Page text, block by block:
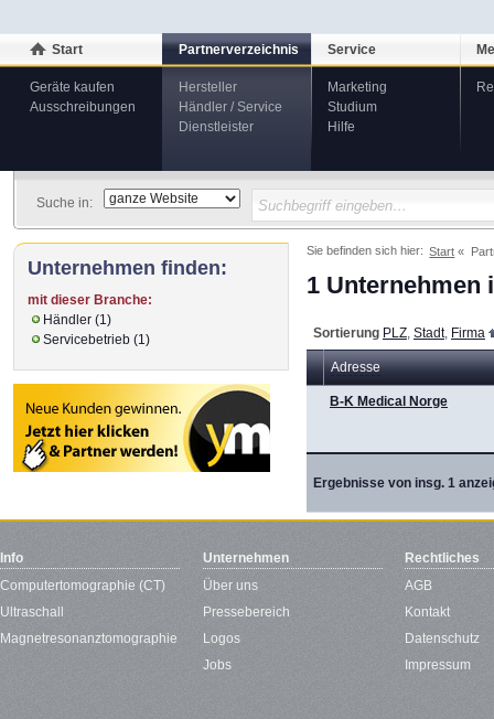
Start
Geräte kaufen
Ausschreibungen
Partnerverzeichnis
Hersteller
Händler / Service
Dienstleister
Service
Marketing
Studium
Hilfe
Suche in:
Sie befinden sich hier: Start
1 Unternehmen
Sortierung PLZ Stadt, Firma
Adresse
Ergebnisse von insg. 1
B-K Medical Norge
Unternehmen finden:
mit dieser Branche:
Händler (1)
Servicebetrieb (1)
Info
Computertomographie (CT)
Ultraschall
Magnetresonanztomographie
Unternehmen
Über uns
Pressebereich
Logos
Jobs
Rechtliches
AGB
Kontakt
Datenschutz
Impressum